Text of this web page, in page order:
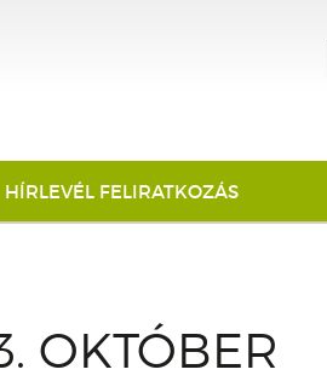
HÍRLEVÉL FELIRATKOZÁS
OKTÓBER